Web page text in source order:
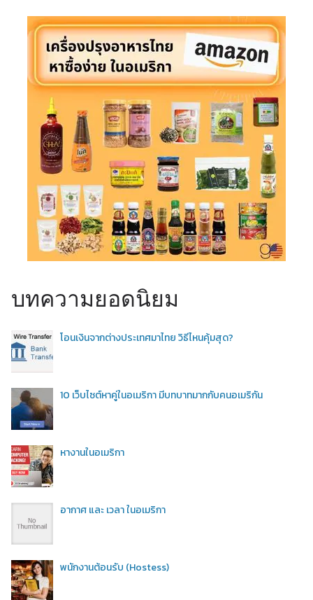
บทความยอดนิยม
โอนเงินจากต่างประเทศมาไทย วิธีไหนคุ้มสุด?
10 เว็บไซต์หาคู่ในอเมริกา มีบทบาทมากกับคนอเมริกัน
หางานในอเมริกา
อากาศ และ เวลา ในอเมริกา
พนักงานต้อนรับ (Hostess)